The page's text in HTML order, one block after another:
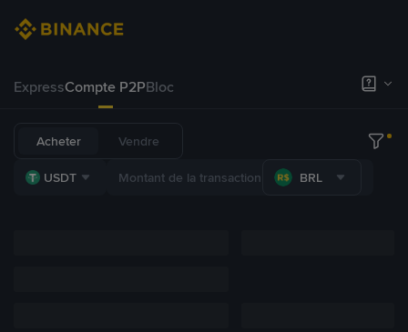
ExpressCompte P2PBloc
Acheter Vendre
USDT BRL